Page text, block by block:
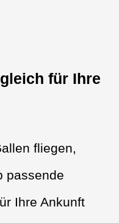
für Ihre
fliegen,
passende
Ihre Ankunft